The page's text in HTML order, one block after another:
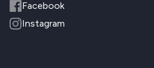
Facebook
Instagram